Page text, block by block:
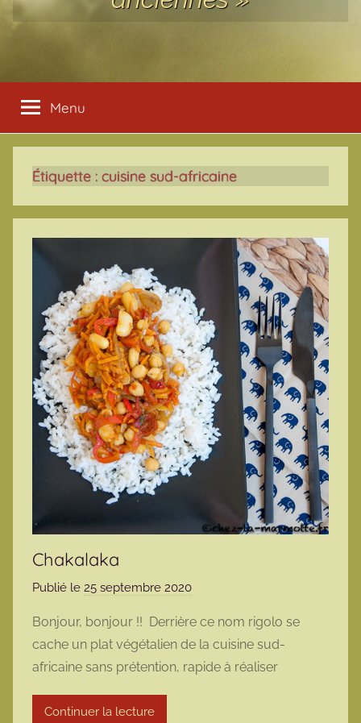
Menu
Étiquette : cuisine sud-africaine
Chakalaka
Publié le 25 septembre 2020
r
m
a
Bonjour, bonjour !! Derrière ce nom rigolo se
cache un plat végétalien de la cuisine sud-
africaine sans prétention, rapide à réaliser
Continuer la lecture